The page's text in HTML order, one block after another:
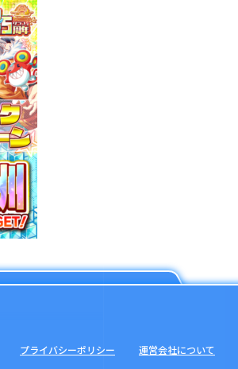
プライバシーポリシー 運営会社について